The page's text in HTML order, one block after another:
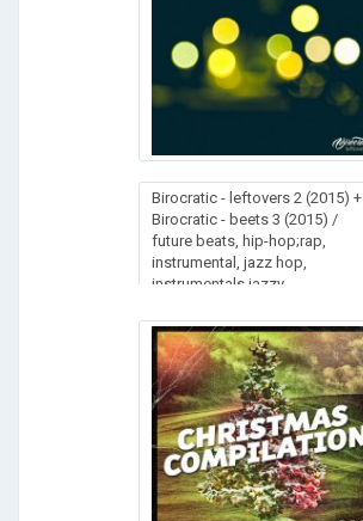
Birocratic - leftovers 2 (2015) +
Birocratic - beets 3 (2015) /
future beats, hip-hop;rap,
instrumental, jazz hop,
instrumentals jazzy